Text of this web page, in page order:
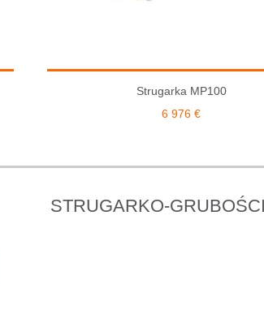
Strugarka MP100
6 976€
STRUGARKO-